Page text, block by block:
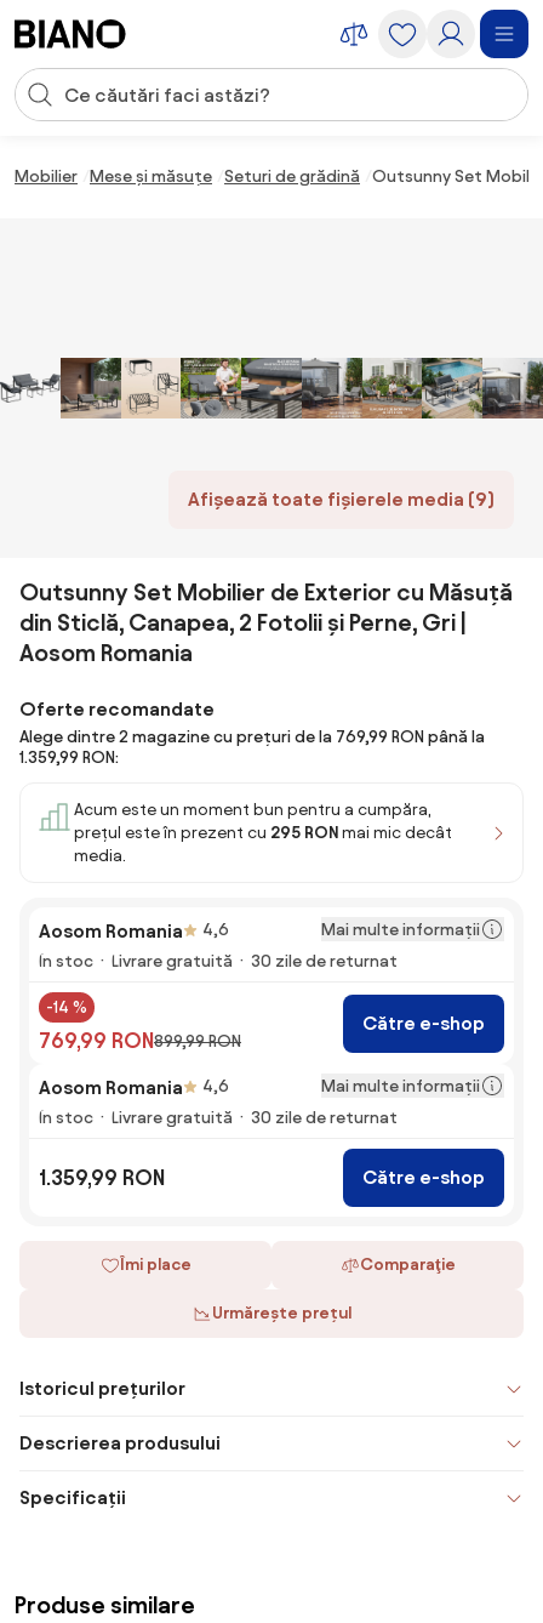
Introducerea căutării
Mobilier Mese și măsuțe Seturi de grădină Outsunny Set
Afișează toate fișierele media (9)
Outsunny Set Mobilier de Exterior cu Măsuță
din Sticlă, Canapea, 2 Fotolii și Perne, Gri |
Aosom Romania
Oferte recomandate
Alege dintre 2 magazine cu prețuri de la 769,99 RON până la
1.359,99 RON:
Acum este un moment bun pentru a cumpăra,
prețul este în prezent cu 295 RON mai mic decât
media.
Aosom Romania 4,6
Mai multe informații
În stoc
Livrare gratuită 30 zile de returnat
-14 %
769,99 RON899,99 RON
Către e-shop
Aosom Romania 4,6
Mai multe informații
În stoc
Livrare gratuită 30 zile de returnat
1.359,99 RON Către e-shop
Îmi place Comparaţie
Urmărește prețul
Istoricul prețurilor
Descrierea produsului
Specificații
Produse similare